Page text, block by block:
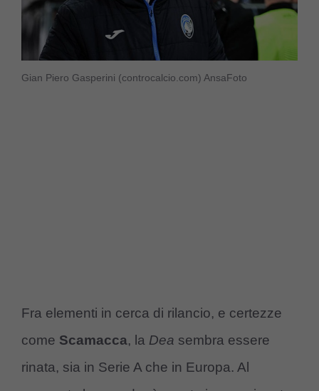
Gian Piero Gasperini (controcalcio.com) AnsaFoto
Fra elementi in cerca di rilancio, e certezze
come Scamacca, la Dea sembra essere
rinata, sia in Serie A che in Europa. Al